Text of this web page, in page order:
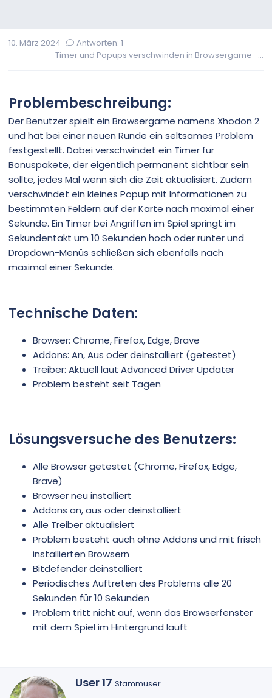
10. März 2024
Antworten: 1
Timer und Popups verschwinden in Browsergame -...
Problembeschreibung:
Der Benutzer spielt ein Browsergame namens Xhodon 2
und hat bei einer neuen Runde ein seltsames Problem
festgestellt. Dabei verschwindet ein Timer für
Bonuspakete, der eigentlich permanent sichtbar sein
sollte, jedes Mal wenn sich die Zeit aktualisiert. Zudem
verschwindet ein kleines Popup mit Informationen zu
bestimmten Feldern auf der Karte nach maximal einer
Sekunde. Ein Timer bei Angriffen im Spiel springt im
Sekundentakt um 10 Sekunden hoch oder runter und
Dropdown-Menüs schließen sich ebenfalls nach
maximal einer Sekunde.
Technische Daten:
Browser: Chrome, Firefox, Edge, Brave
Addons: An, Aus oder deinstalliert (getestet)
Treiber: Aktuell laut Advanced Driver Updater
Problem besteht seit Tagen
Lösungsversuche des Benutzers:
Alle Browser getestet (Chrome, Firefox, Edge,
Brave)
Browser neu installiert
Addons an, aus oder deinstalliert
Alle Treiber aktualisiert
Problem besteht auch ohne Addons und mit frisch
installierten Browsern
Bitdefender deinstalliert
Periodisches Auftreten des Problems alle 20
Sekunden für 10 Sekunden
Problem tritt nicht auf, wenn das Browserfenster
mit dem Spiel im Hintergrund läuft
G
User 17 Stammuser